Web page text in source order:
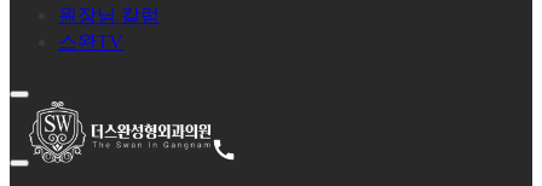
원장님 칼럼
스완TV